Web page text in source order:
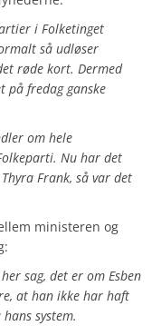
i Folketinget
så udløser
røde kort. Dermed
på fredag ganske
om hele
Nu har det
Frank, så var det
ministeren og
sag, det er om Esben
at han ikke har haft
system.